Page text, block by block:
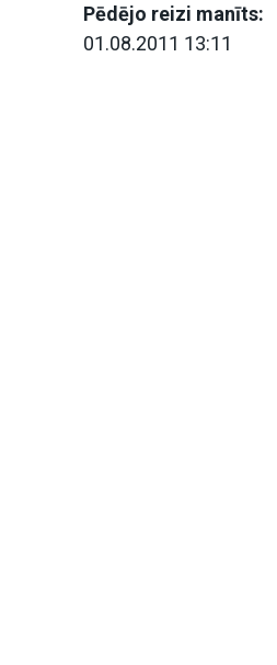
Pēdējo reizi manīts:
01.08.2011 13:11